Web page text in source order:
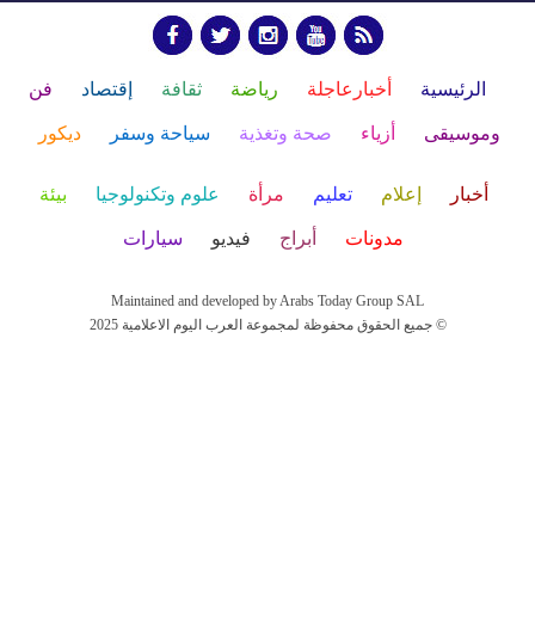
الرئيسية أخبارعاجلة رياضة ثقافة إقتصاد فن
وموسيقى أزياء صحة وتغذية سياحة وسفر ديكور
أخبار إعلام تعليم مرأة علوم وتكنولوجيا بيئة
مدونات أبراج فيديو سيارات
Maintained and developed by Arabs Today Group SAL
جميع الحقوق محفوظة لمجموعة العرب اليوم الاعلامية 2025 ©